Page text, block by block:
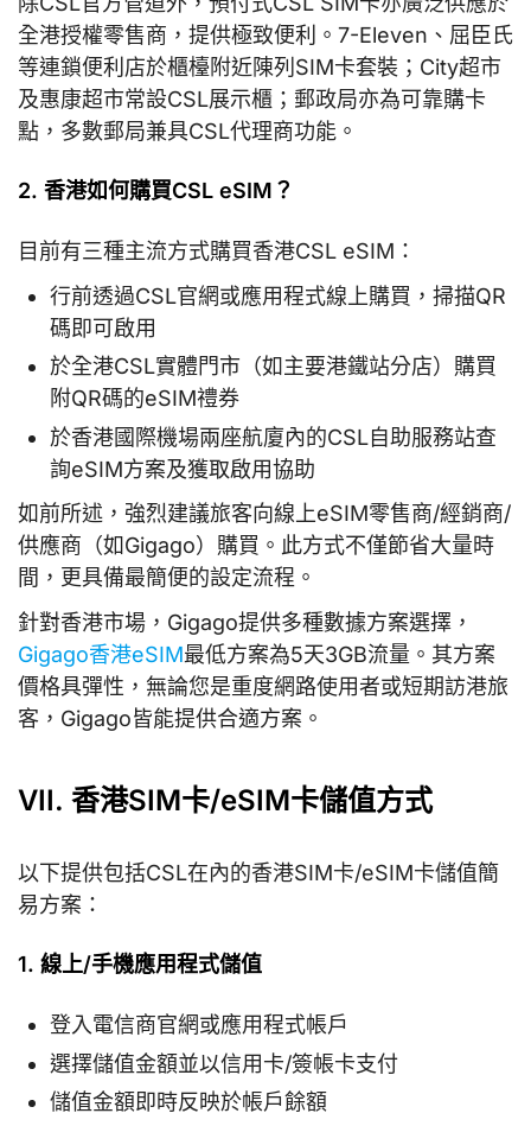
全港授權零售商，提供極致便利。7-Eleven、屈臣氏
等連鎖便利店於櫃檯附近陳列SIM卡套裝；City超市
及惠康超市常設CSL展示櫃；郵政局亦為可靠購卡
點，多數郵局兼具CSL代理商功能。
2. 香港如何購買CSL eSIM？
目前有三種主流方式購買香港CSL eSIM：
行前透過CSL官網或應用程式線上購買，掃描QR
碼即可啟用
於全港CSL實體門市（如主要港鐵站分店）購買
附QR碼的eSIM禮券
於香港國際機場兩座航廈內的CSL自助服務站查
詢eSIM方案及獲取啟用協助
如前所述，強烈建議旅客向線上eSIM零售商/經銷商/
供應商（如Gigago）購買。此方式不僅節省大量時
間，更具備最簡便的設定流程。
針對香港市場，Gigago提供多種數據方案選擇，
Gigago香港eSIM最低方案為5天3GB流量。其方案
價格具彈性，無論您是重度網路使用者或短期訪港旅
客，Gigago皆能提供合適方案。
VII. 香港SIM卡/eSIM卡儲值方式
以下提供包括CSL在內的香港SIM卡/eSIM卡儲值簡
易方案：
1. 線上/手機應用程式儲值
登入電信商官網或應用程式帳戶
選擇儲值金額並以信用卡/簽帳卡支付
儲值金額即時反映於帳戶餘額